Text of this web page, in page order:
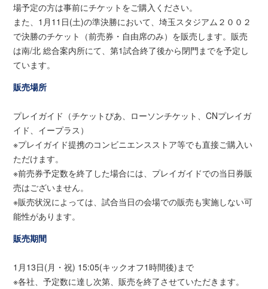
場予定の方は事前にチケットをご購入ください。
また、1月11日(土)の準決勝において、埼玉スタジアム２００２
で決勝のチケット（前売券・自由席のみ）を販売します。販売
は南/北 総合案内所にて、第1試合終了後から閉門までを予定し
ています。
販売場所
プレイガイド（チケットぴあ、ローソンチケット、CNプレイガ
イド、イープラス）
※プレイガイド提携のコンビニエンスストア等でも直接ご購入い
ただけます。
※前売券予定数を終了した場合には、プレイガイドでの当日券販
売はございません。
※販売状況によっては、試合当日の会場での販売も実施しない可
能性があります。
販売期間
1月13日(月・祝) 15:05(キックオフ1時間後)まで
※各社、予定数に達し次第、販売を終了させていただきます。